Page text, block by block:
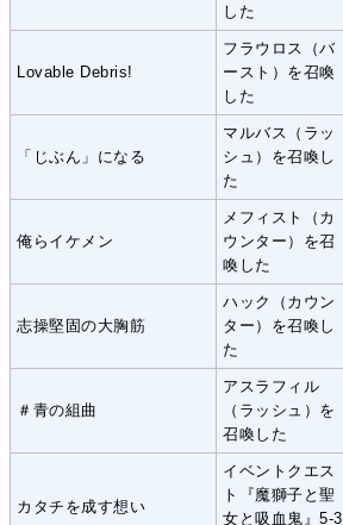
した
Lovable Debris!
フラウロス（バ
ースト）を召喚
した
「じぶん」になる
マルバス（ラッ
シュ）を召喚し
た
俺らイケメン
メフィスト（カ
ウンター）を召
喚した
志操堅固の大胸筋
ハック（カウン
ター）を召喚し
た
＃青の組曲
アスラフィル
（ラッシュ）を
召喚した
カタチを成す想い
イベントクエス
ト『魔獅子と聖
女と吸血鬼』5-3